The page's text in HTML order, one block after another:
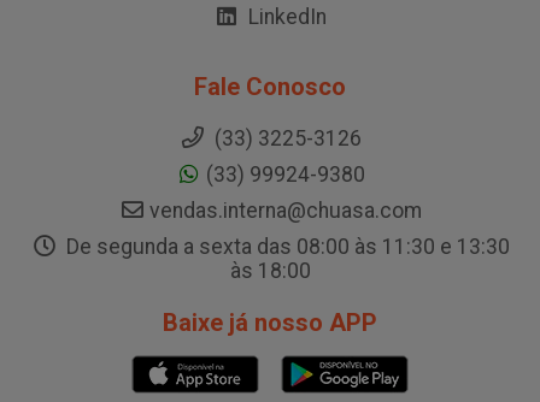
LinkedIn
Fale Conosco
(33) 3225-3126
(33) 99924-9380
vendas.interna@chuasa.com
De segunda a sexta das 08:00 às 11:30 e 13:30
às 18:00
Baixe já nosso APP